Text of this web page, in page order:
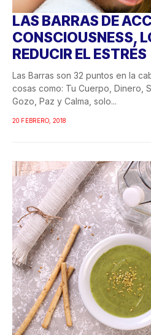
LAS BARRAS DE
CONSCIOUSNESS,
REDUCIR EL ESTRÉS
Las Barras son 32 puntos en la
cosas como: Tu Cuerpo, Dinero,
Gozo, Paz y Calma, solo...
20 FEBRERO, 2018